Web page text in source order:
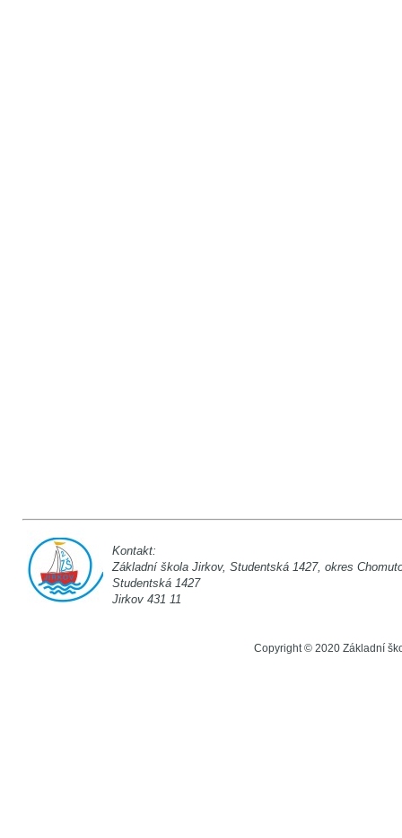
Kontakt:
Základní škola Jirkov, Studentská
Studentská
Jirkov 431 11
Copyright © 2020 Základní